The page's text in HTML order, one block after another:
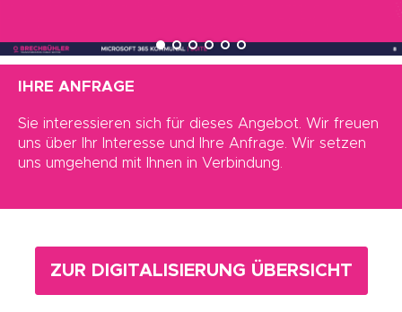
IHRE ANFRAGE
Sie interessieren sich für dieses Angebot. Wir freuen
uns über Ihr Interesse und Ihre Anfrage. Wir setzen
uns umgehend mit Ihnen in Verbindung.
ZUR DIGITALISIERUNG ÜBERSICHT